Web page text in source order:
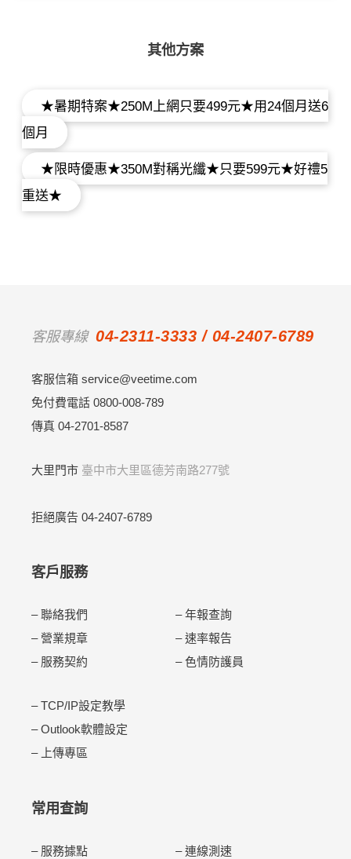
其他方案
★暑期特案★250M上網只要499元★用24個月送6
個月
★限時優惠★350M對稱光纖★只要599元★好禮5
重送★
客服專線 04-2311-3333 / 04-2407-6789
客服信箱 service@veetime.com
免付費電話 0800-008-789
傳真 04-2701-8587
大里門市 臺中市大里區德芳南路277號
拒絕廣告 04-2407-6789
客戶服務
–聯絡我們
– 營業規章
– 服務契約
–年報查詢
–速率報告
–色情防護員
–TCP/IP設定教學
–Outlook軟體設定
– 上傳專區
常用查詢
– 服務據點 –連線測速